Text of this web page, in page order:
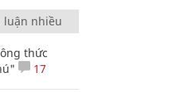
luận nhiều
thức
17